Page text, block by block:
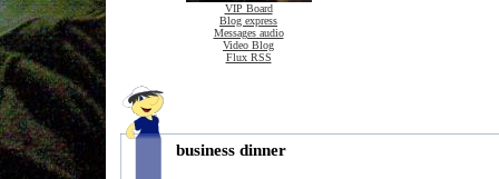
VIP Board
Blog express
Messages audio
Video Blog
Flux RSS
business dinner